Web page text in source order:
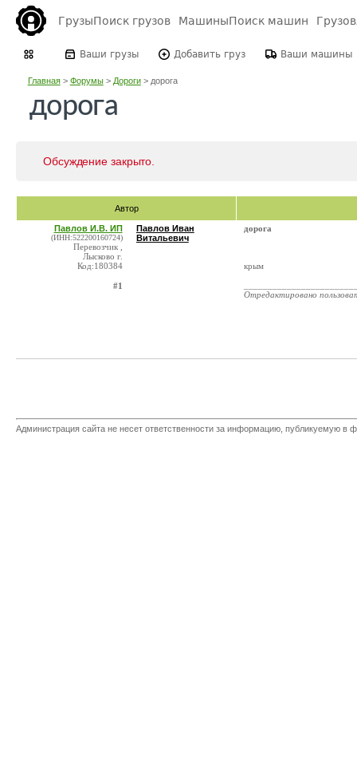
ГрузыПоиск грузов МашиныПоиск машин
Ваши грузы Добавить груз Ваши машины
Главная> Форумы> Дороги> дорога
дорога
Обсуждение закрыто.
Автор
Павлов И.В. ИП
(ИНН:522200160724)
Перевозчик ,
Лысково г.
Код:180384
#1
Павлов Иван
Витальевич
дорога
крым
Отредактировано
Администрация сайта не несет ответственности за информацию, публикуемую